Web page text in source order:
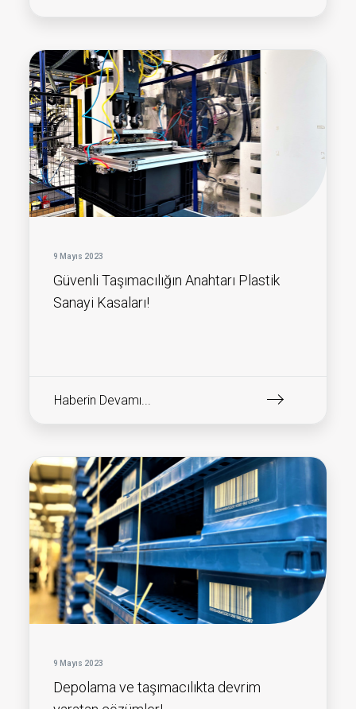
9 Mayıs 2023
Güvenli Taşımacılığın Anahtarı Plastik
Sanayi Kasaları!
Haberin Devamı...
9 Mayıs 2023
Depolama ve taşımacılıkta devrim